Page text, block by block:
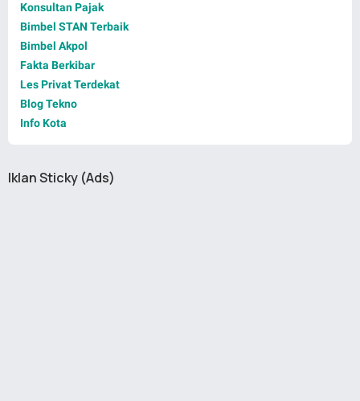
Konsultan Pajak
Bimbel STAN Terbaik
Bimbel Akpol
Fakta Berkibar
Les Privat Terdekat
Blog Tekno
Info Kota
Iklan Sticky (Ads)